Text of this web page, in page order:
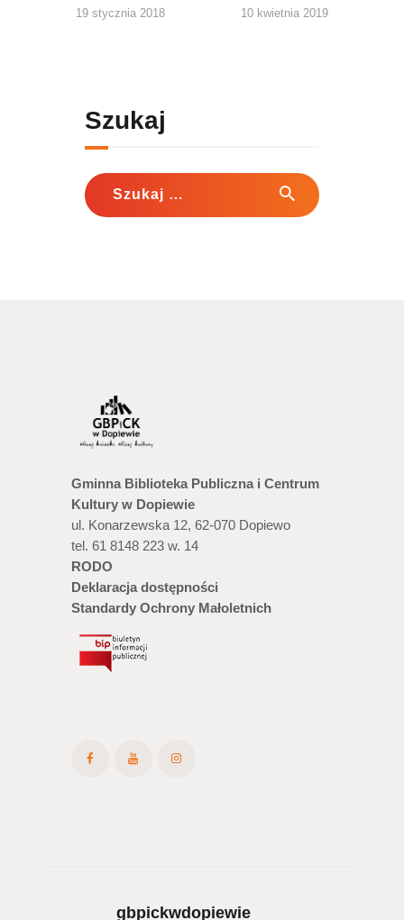
19 stycznia 2018 10 kwietnia 2019
Szukaj
Szukaj:
Gminna Biblioteka Publiczna i Centrum
Kultury w Dopiewie
ul. Konarzewska 12, 62-070 Dopiewo
tel. 61 8148 223 w. 14
RODO
Deklaracja dostępności
Standardy Ochrony Małoletnich
gbpickwdopiewie